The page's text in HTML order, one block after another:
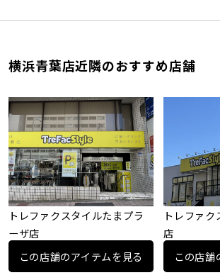
横浜青葉店近隣のおすすめ店舗
トレファクスタイルたまプラ
ーザ店
この店舗のアイテムを見る
トレファ
店
この店舗